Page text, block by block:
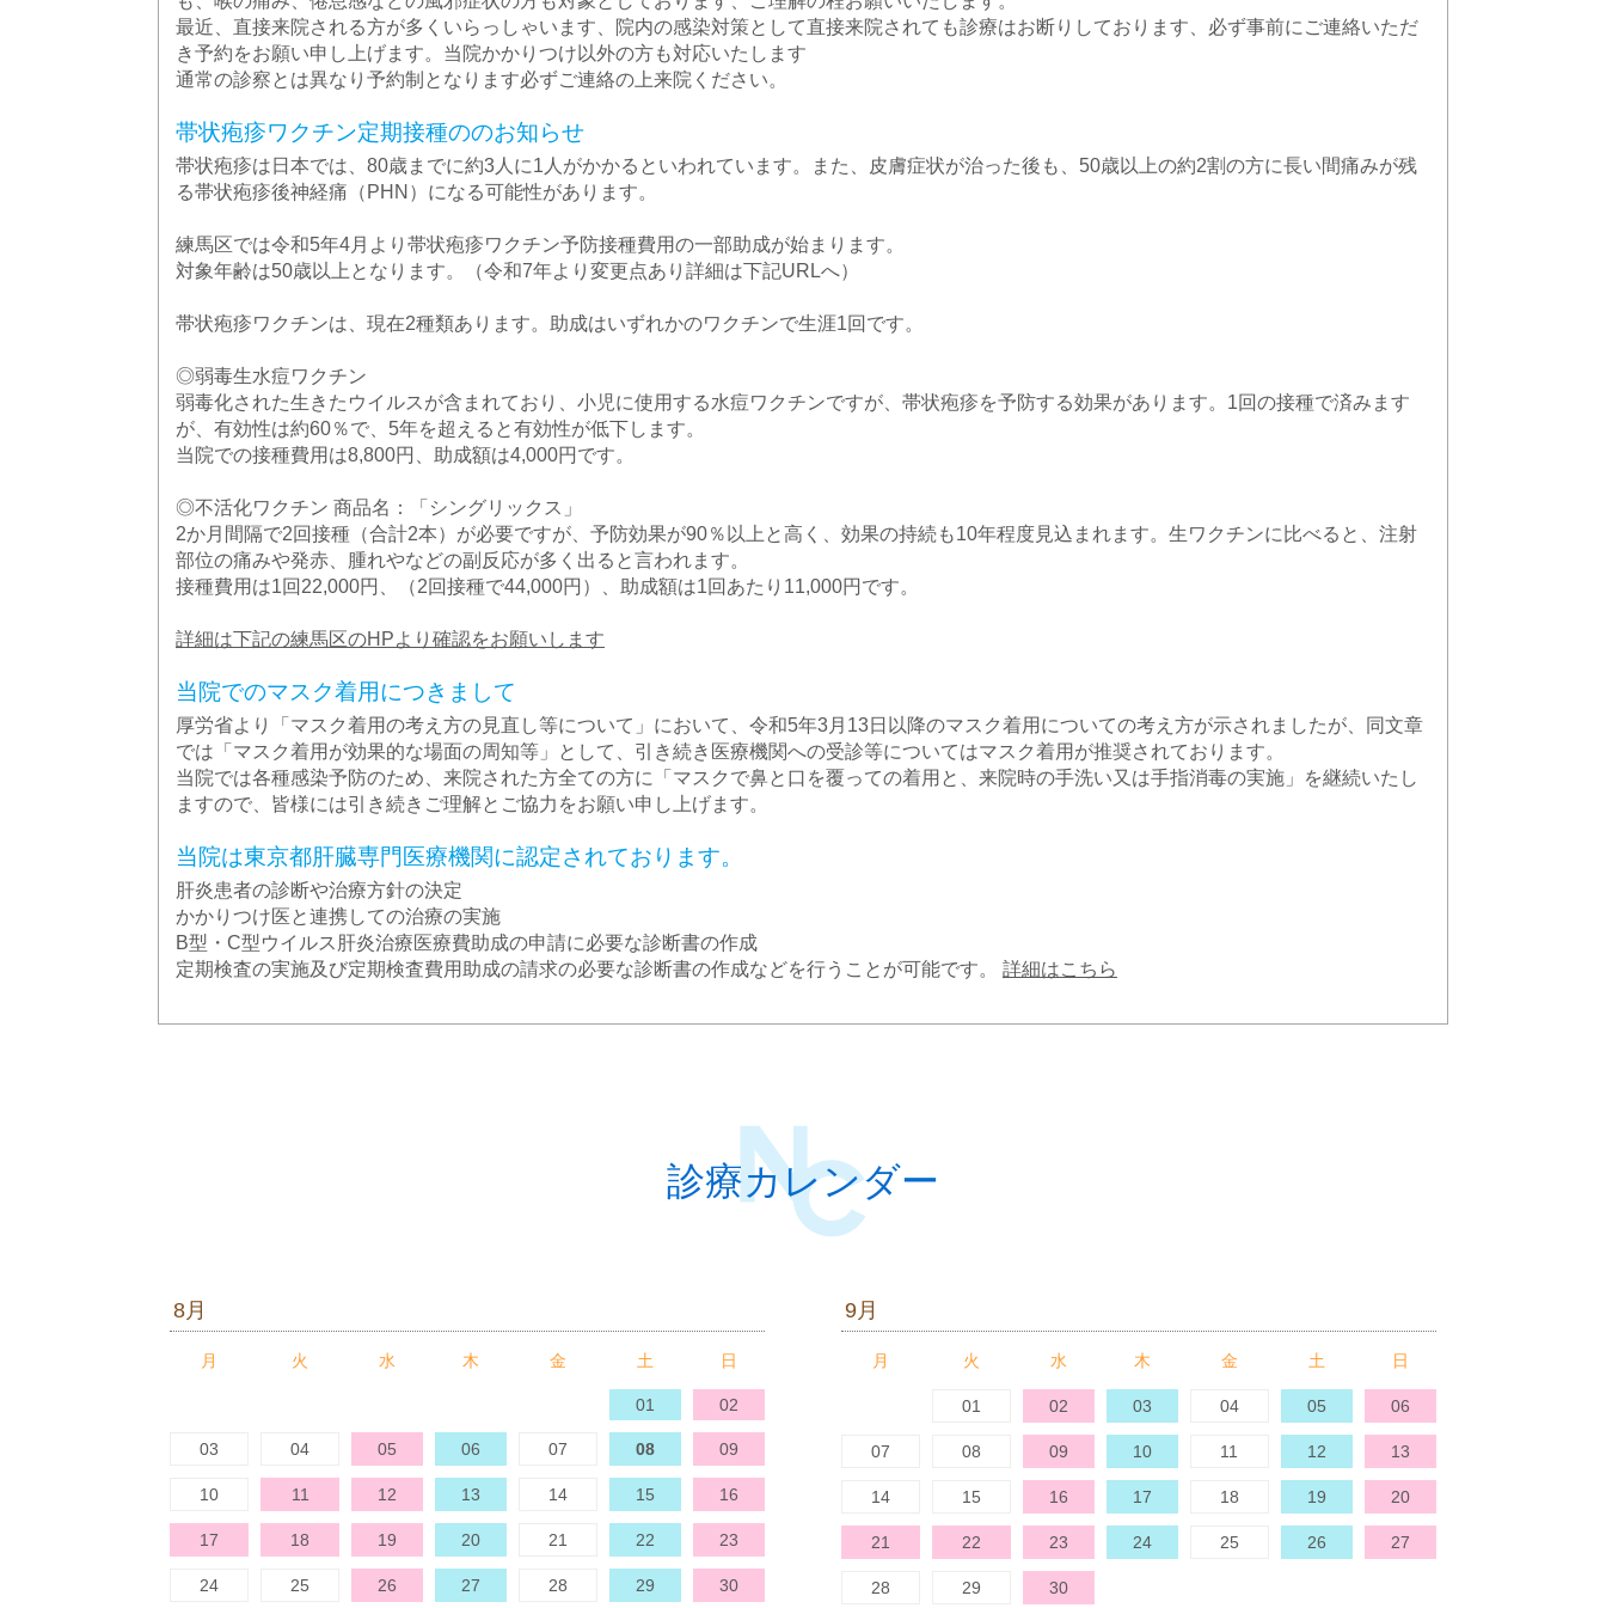
最近、直接来院される方が多くいらっしゃいます、院内の感染対策として直接来院されても診療はお断りしております、必ず事前にご連絡いただ
き予約をお願い申し上げます。当院かかりつけ以外の方も対応いたします
通常の診察とは異なり予約制となります必ずご連絡の上来院ください。
帯状疱疹ワクチン定期接種ののお知らせ
帯状疱疹は日本では、80歳までに約3人に1人がかかるといわれています。また、皮膚症状が治った後も、50歳以上の約2割の方に長い間痛みが残
る帯状疱疹後神経痛（PHN）になる可能性があります。
練馬区では令和5年4月より帯状疱疹ワクチン予防接種費用の一部助成が始まります。
対象年齢は50歳以上となります。（令和7年より変更点あり詳細は下記URLへ）
帯状疱疹ワクチンは、現在2種類あります。助成はいずれかのワクチンで生涯1回です。
◎弱毒生水痘ワクチン
弱毒化された生きたウイルスが含まれており、小児に使用する水痘ワクチンですが、帯状疱疹を予防する効果があります。1回の接種で済みます
が、有効性は約60％で、5年を超えると有効性が低下します。
当院での接種費用は8,800円、助成額は4,000円です。
◎不活化ワクチン 商品名：「シングリックス」
2か月間隔で2回接種（合計2本）が必要ですが、予防効果が90％以上と高く、効果の持続も10年程度見込まれます。生ワクチンに比べると、注射
部位の痛みや発赤、腫れやなどの副反応が多く出ると言われます。
接種費用は1回22,000円、（2回接種で44,000円）、助成額は1回あたり11,000円です。
詳細は下記の練馬区のHPより確認をお願いします
当院でのマスク着用につきまして
厚労省より「マスク着用の考え方の見直し等について」において、令和5年3月13日以降のマスク着用についての考え方が示されましたが、同文章
では「マスク着用が効果的な場面の周知等」として、引き続き医療機関への受診等についてはマスク着用が推奨されております。
当院では各種感染予防のため、来院された方全ての方に「マスクで鼻と口を覆っての着用と、来院時の手洗い又は手指消毒の実施」を継続いたし
ますので、皆様には引き続きご理解とご協力をお願い申し上げます。
当院は東京都肝臓専門医療機関に認定されております。
肝炎患者の診断や治療方針の決定
かかりつけ医と連携しての治療の実施
B型・C型ウイルス肝炎治療医療費助成の申請に必要な診断書の作成
定期検査の実施及び定期検査費用助成の請求の必要な診断書の作成などを行うことが可能です。 詳細はこちら
診療カレンダー
8月
月 火 水 木 金 土 日
01 02
03 04 05 06 07 08 09
10 11 12 13 14 15 16
17 18 19 20 21 22 23
24 25 26 27 28 29 30
9月
月 火 水 木 金 土 日
01 02 03 04 05 06
07 08 09 10 11 12 13
14 15 16 17 18 19 20
21 22 23 24 25 26 27
28 29 30